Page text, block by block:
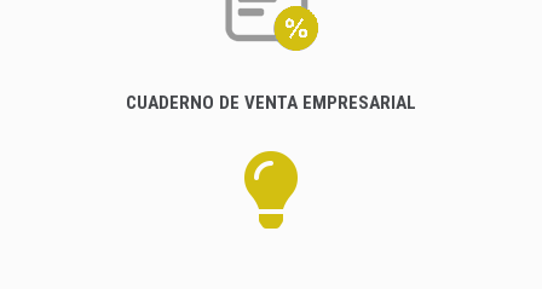
CUADERNO DE VENTA EMPRESARIAL